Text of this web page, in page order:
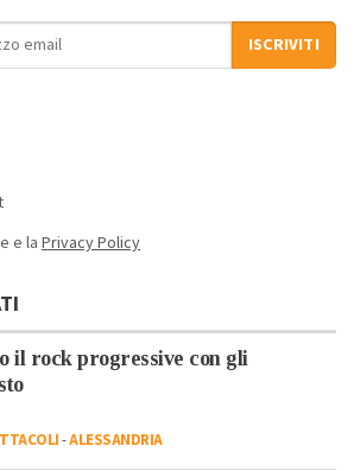
ISCRIVITI
e la Privacy Policy
il rock progressive con gli
-ALESSANDRIA